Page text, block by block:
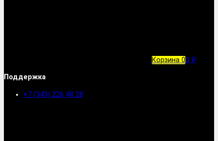
Корзина 00 ₽
Поддержка
+7 (343) 226 48 28